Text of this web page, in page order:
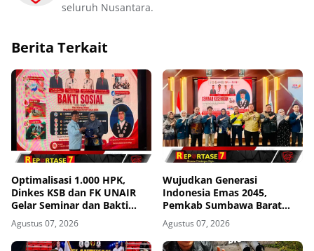
seluruh Nusantara.
Berita Terkait
Optimalisasi 1.000 HPK,
Dinkes KSB dan FK UNAIR
Gelar Seminar dan Bakti
Sosial
Agustus 07, 2026
Wujudkan Generasi
Indonesia Emas 2045,
Pemkab Sumbawa Barat
Perkuat Komitmen Lewat
Seminar Kesehatan 1.000
HPK
Agustus 07, 2026